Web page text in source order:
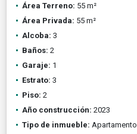
Área Terreno: 55 m²
Área Privada: 55 m²
Alcoba: 3
Baños: 2
Garaje: 1
Estrato: 3
Piso: 2
Año construcción: 2023
Tipo de inmueble: Apartamento